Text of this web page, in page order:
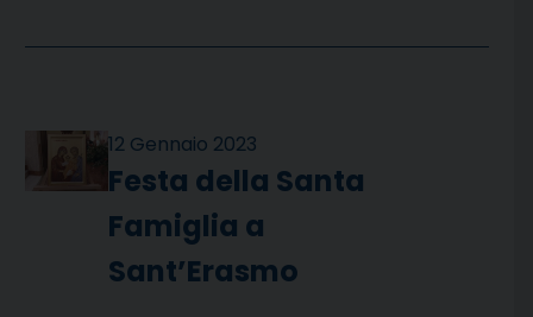
12 Gennaio 2023
Festa della Santa
Famiglia a
Sant’Erasmo